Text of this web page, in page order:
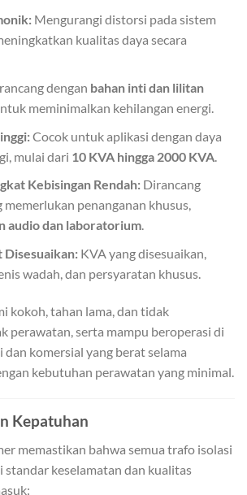
Mengurangi distorsi pada sistem
kualitas daya secara
dengan bahan inti dan lilitan
meminimalkan kehilangan energi.
Cocok untuk aplikasi dengan daya
mulai dari 10 KVA hingga 2000 KVA
Kebisingan Rendah: Dirancang
penanganan khusus,
audio dan laboratorium.
Disesuaikan: KVA yang disesuaikan,
wadah, dan persyaratan khusus.
kokoh, tahan lama, dan tidak
perawatan, serta mampu beroperasi di
komersial yang berat selama
kebutuhan perawatan yang minimal.
Kepatuhan
memastikan bahwa semua trafo isolasi
standar keselamatan dan kualitas